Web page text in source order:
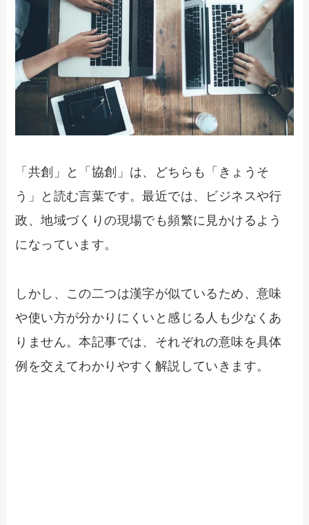
「共創」と「協創」は、どちらも「きょうそ
う」と読む言葉です。最近では、ビジネスや行
政、地域づくりの現場でも頻繁に見かけるよう
になっています。
しかし、この二つは漢字が似ているため、意味
や使い方が分かりにくいと感じる人も少なくあ
りません。本記事では、それぞれの意味を具体
例を交えてわかりやすく解説していきます。